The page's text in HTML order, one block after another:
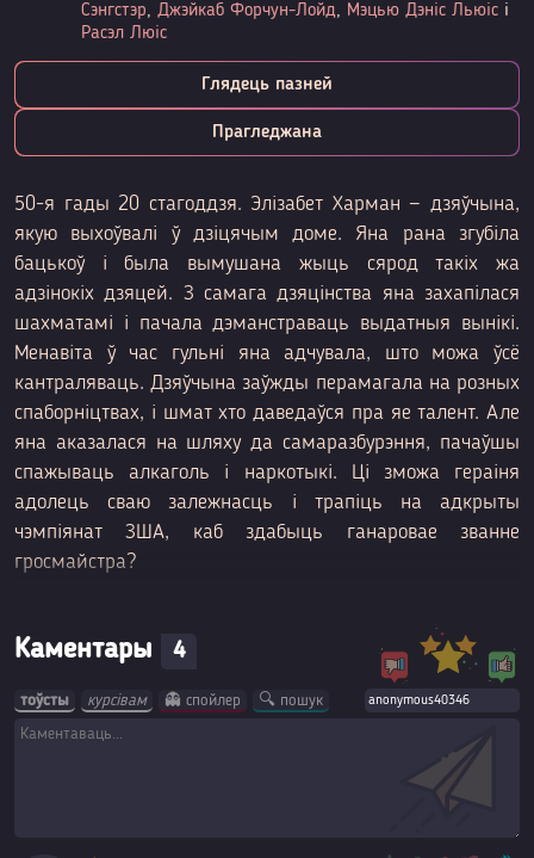
Сэнгстэр, Джэйкаб Форчун-Лойд, Мэцью Дэніс Льюіс і
Расэл Люіс
Глядець пазней
Прагледжана
50-я гады 20 стагоддзя. Элізабет Харман — дзяўчына,
якую выхоўвалі ў дзіцячым доме. Яна рана згубіла
бацькоў і была вымушана жыць сярод такіх жа
адзінокіх дзяцей. З самага дзяцінства яна захапілася
шахматамі і пачала дэманстраваць выдатныя вынікі.
Менавіта ў час гульні яна адчувала, што можа ўсё
кантраляваць. Дзяўчына заўжды перамагала на розных
спаборніцтвах, і шмат хто даведаўся пра яе талент. Але
яна аказалася на шляху да самаразбурэння, пачаўшы
спажываць алкаголь і наркотыкі. Ці зможа гераіня
адолець сваю залежнасць і трапіць на адкрыты
чэмпіянат ЗША, каб здабыць ганаровае званне
гросмайстра?
Каментары 4
тоўсты курсівам 👻 спойлер 🔍 пошук